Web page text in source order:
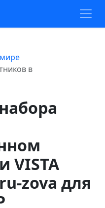
в
VISTA
zova для